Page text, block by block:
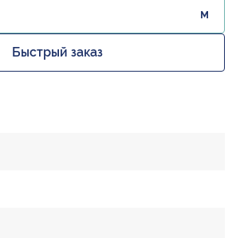
м
Быстрый заказ